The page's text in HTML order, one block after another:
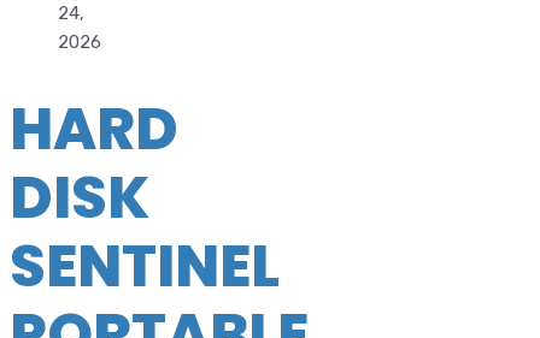
24,
2026
HARD
DISK
SENTINEL